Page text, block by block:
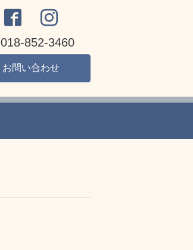
018-852-3460
お問い合わせ